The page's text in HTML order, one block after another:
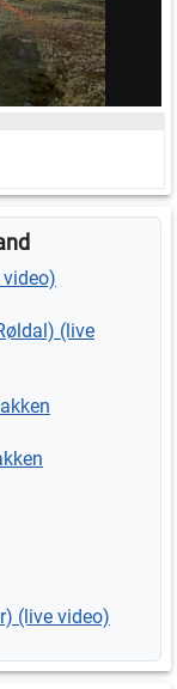
(live
(live video)